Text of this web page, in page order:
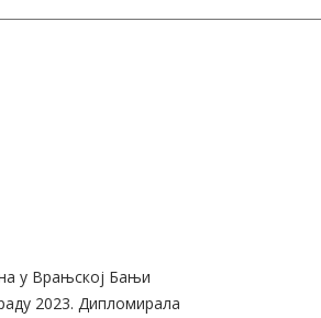
у Врањској Бањи
2023. Дипломирала